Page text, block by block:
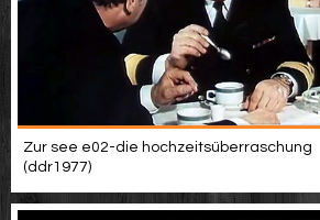
Zur see e02-die hochzeitsüberraschung
(ddr1977)